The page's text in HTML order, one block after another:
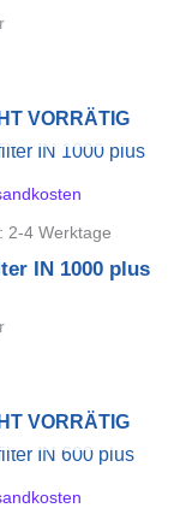
VORRÄTIG
2-4 Werktage
IN 1000 plus
VORRÄTIG